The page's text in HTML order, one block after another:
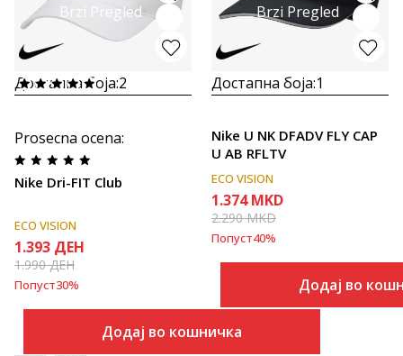
Brzi Pregled
Достапна боја:2
Prosecna ocena:
Nike Dri-FIT Club
ECO VISION
1.393 ДЕН
1.990ДЕН
Попуст30%
Додај во кошничка
Brzi Pregled
Достапна боја:1
Nike U NK DFADV FLY CAP
U AB RFLTV
ECO VISION
1.374 MKD
2.290MKD
Попуст40%
Додај во